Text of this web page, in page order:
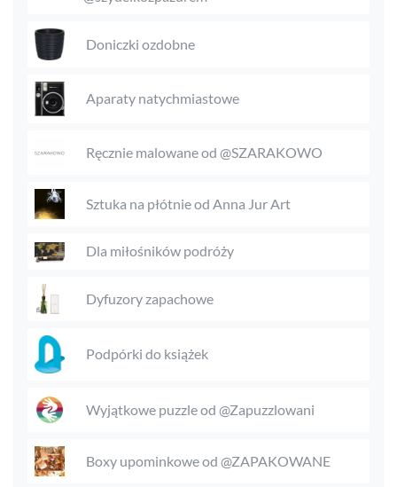
Doniczki ozdobne
Aparaty natychmiastowe
Ręcznie malowane od @SZARAKOWO
Sztuka na płótnie od Anna Jur Art
Dla miłośników podróży
Dyfuzory zapachowe
Podpórki do książek
Wyjątkowe puzzle od @Zapuzzlowani
Boxy upominkowe od @ZAPAKOWANE